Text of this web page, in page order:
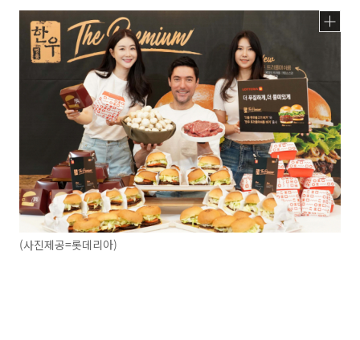
(사진제공=롯데리아)